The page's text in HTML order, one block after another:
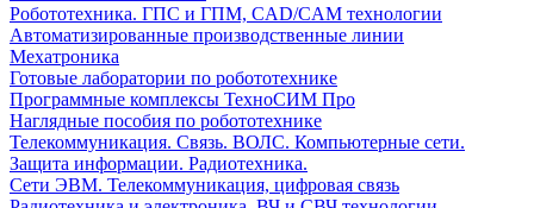
Робототехника. ГПС и ГПМ, CAD/CAM технологии
Автоматизированные производственные линии
Мехатроника
Готовые лаборатории по робототехнике
Программные комплексы ТехноСИМ Про
Наглядные пособия по робототехнике
Телекоммуникация. Связь. ВОЛС. Компьютерные сети.
Защита информации. Радиотехника.
Сети ЭВМ. Телекоммуникация, цифровая связь